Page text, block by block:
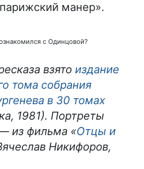
манер».
с Одинцовой?
взято издание
тома собрания
в 30 томах
1981). Портреты
из фильма «Отцы и
Никифоров,